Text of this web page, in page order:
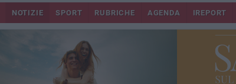
NOTIZIE SPORT RUBRICHE AGENDA IREPORT